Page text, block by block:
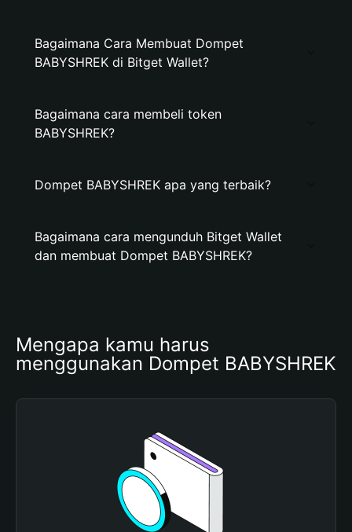
Bagaimana Cara Membuat Dompet
BABYSHREK di Bitget Wallet?
Bagaimana cara membeli token
BABYSHREK?
Dompet BABYSHREK apa yang terbaik?
Bagaimana cara mengunduh Bitget Wallet
dan membuat Dompet BABYSHREK?
Mengapa kamu harus
menggunakan Dompet BABYSHREK